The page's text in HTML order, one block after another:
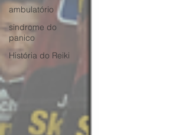
ambulatório
sindrome do
panico
História do Reiki